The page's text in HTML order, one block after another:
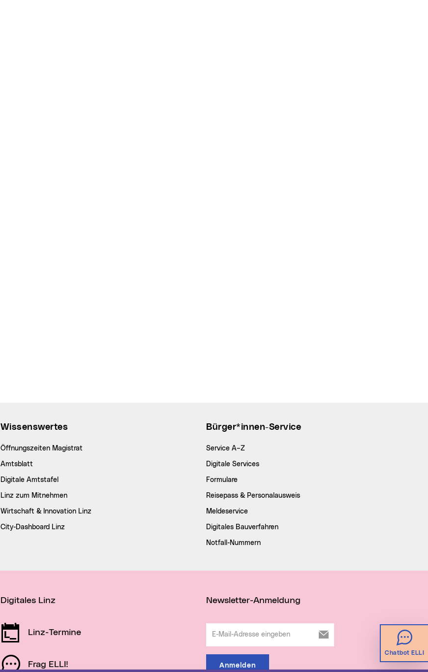
Chatbot ELLI
Wissenswertes
Öffnungszeiten Magistrat
Amtsblatt
Digitale Amtstafel
Linz zum Mitnehmen
Wirtschaft & Innovation Linz
City-Dashboard Linz
Bürger*innen-Service
Service A–Z
Digitale Services
Formulare
Reisepass & Personalausweis
Meldeservice
Digitales Bauverfahren
Notfall-Nummern
Digitales Linz
Linz-Termine
Frag ELLI!
Newsletter-Anmeldung
Anmelden